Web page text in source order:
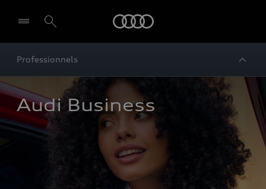
Professionnels
Audi Business